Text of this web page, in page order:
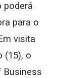
poderá
para o
visita
(15), o
Business